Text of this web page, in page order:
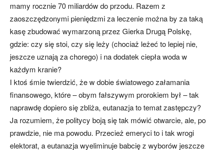
mamy rocznie 70 miliardów do przodu. Razem z
zaoszczędzonymi pieniędzmi za leczenie można by za taką
kasę zbudować wymarzoną przez Gierka Drugą Polskę,
gdzie: czy się stoi, czy się leży (chociaż leżeć to lepiej nie,
jeszcze uznają za chorego) i na dodatek ciepła woda w
każdym kranie?
I ktoś śmie twierdzić, że w dobie światowego załamania
finansowego, które – obym fałszywym prorokiem był – tak
naprawdę dopiero się zbliża, eutanazja to temat zastępczy?
Ja rozumiem, że politycy boją się tak mówić otwarcie, ale, po
prawdzie, nie ma powodu. Przecież emeryci to i tak wrogi
elektorat, a eutanazja wyeliminuje babcię z wyborów jeszcze